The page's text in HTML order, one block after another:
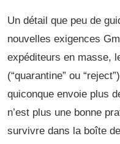
Un détail que peu de
nouvelles exigences
expéditeurs en masse,
(“quarantine” ou
quiconque envoie plus
n’est plus une bonne
survivre dans la boîte